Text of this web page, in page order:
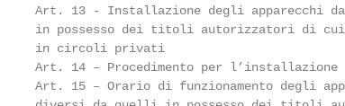
Art. 13 - Installazione degli apparecchi
in possesso dei titoli autorizzatori di
in circoli privati
Art. 14 – Procedimento per
Art. 15 – Orario di funzionamento degli